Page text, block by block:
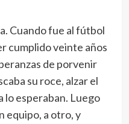
Cuando fue al fútbol
cumplido veinte años
de porvenir
su roce, alzar el
esperaban. Luego
equipo, a otro, y